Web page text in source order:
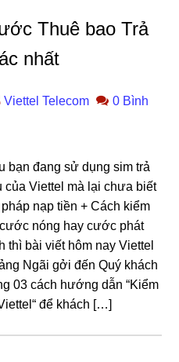
Thuê bao Trả
nhất
Viettel Telecom
0 Bình
bạn đang sử dụng sim trả
của Viettel mà lại chưa biết
nạp tiền + Cách kiểm
nóng hay cước phát
thì bài viết hôm nay Viettel
Ngãi gởi đến Quý khách
03 cách hướng dẫn “Kiểm
để khách […]